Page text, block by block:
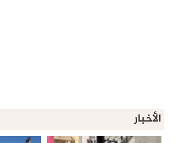
الأخبار